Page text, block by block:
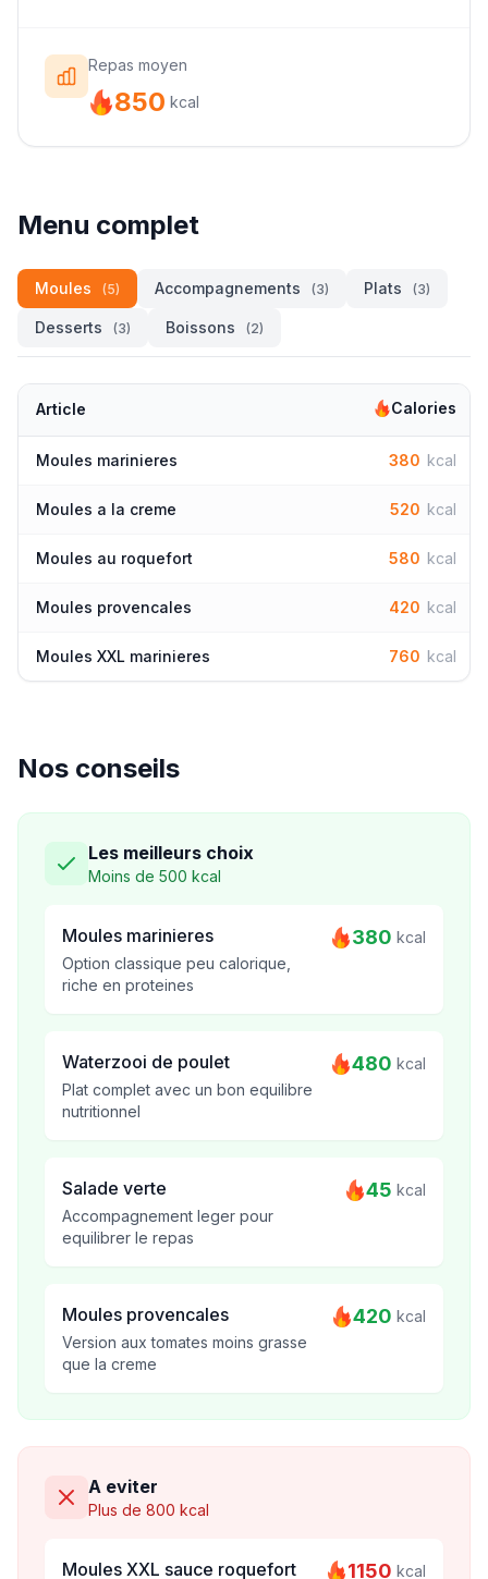
Repas moyen
850 kcal
Menu complet
Moules (5) Accompagnements (3) Plats (3)
Desserts (3) Boissons (2)
Article Calories
Moules marinieres 380 kcal
Moules a la creme 520 kcal
Moules au roquefort 580 kcal
Moules provencales 420 kcal
Moules XXL marinieres 760 kcal
Nos conseils
Les meilleurs choix
Moins de 500 kcal
Moules marinieres
Option classique peu calorique,
riche en proteines
380 kcal
Waterzooi de poulet
Plat complet avec un bon equilibre
nutritionnel
480 kcal
Salade verte
Accompagnement leger pour
equilibrer le repas
45 kcal
Moules provencales
Version aux tomates moins grasse
que la creme
420 kcal
A eviter
Plus de 800 kcal
Moules XXL sauce roquefort 1150 kcal